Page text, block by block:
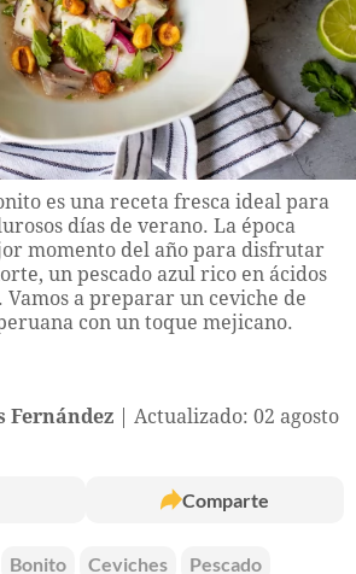
es una receta fresca ideal para
días de verano. La época
momento del año para disfrutar
un pescado azul rico en ácidos
Vamos a preparar un ceviche de
con un toque mejicano.
Fernández
Actualizado: 02 agosto
Comparte
Bonito Ceviches Pescado